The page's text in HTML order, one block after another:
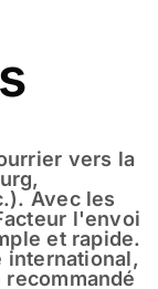
vers la
Avec les
l'envoi
et rapide.
international,